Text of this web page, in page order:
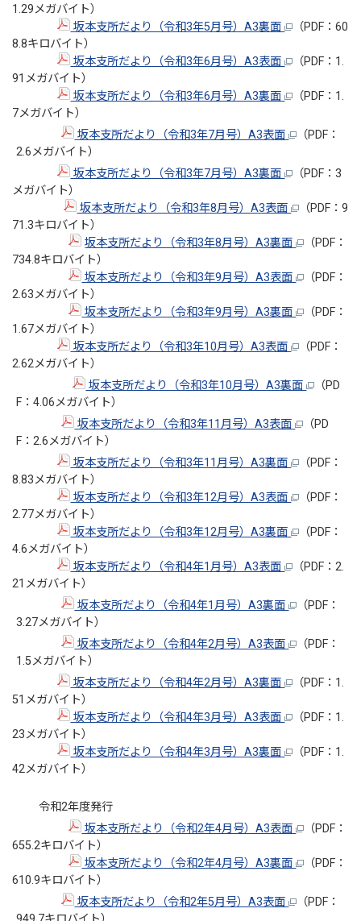
1.29メガバイト）
坂本支所だより（令和3年5月号）A3裏面
（PDF：60
8.8キロバイト）
坂本支所だより（令和3年6月号）A3表面
（PDF：1.
91メガバイト）
坂本支所だより（令和3年6月号）A3裏面
（PDF：1.
7メガバイト）
坂本支所だより（令和3年7月号）A3表面
（PDF：
2.6メガバイト）
坂本支所だより（令和3年7月号）A3裏面
（PDF：3
メガバイト）
坂本支所だより（令和3年8月号）A3表面
（PDF：9
71.3キロバイト）
坂本支所だより（令和3年8月号）A3裏面
（PDF：
734.8キロバイト）
坂本支所だより（令和3年9月号）A3表面
（PDF：
2.63メガバイト）
坂本支所だより（令和3年9月号）A3裏面
（PDF：
1.67メガバイト）
坂本支所だより（令和3年10月号）A3表面
（PDF：
2.62メガバイト）
坂本支所だより（令和3年10月号）A3裏面
（PD
F：4.06メガバイト）
坂本支所だより（令和3年11月号）A3表面
（PD
F：2.6メガバイト）
坂本支所だより（令和3年11月号）A3裏面
（PDF：
8.83メガバイト）
坂本支所だより（令和3年12月号）A3表面
（PDF：
2.77メガバイト）
坂本支所だより（令和3年12月号）A3裏面
（PDF：
4.6メガバイト）
坂本支所だより（令和4年1月号）A3表面
（PDF：2.
21メガバイト）
坂本支所だより（令和4年1月号）A3裏面
（PDF：
3.27メガバイト）
坂本支所だより（令和4年2月号）A3表面
（PDF：
1.5メガバイト）
坂本支所だより（令和4年2月号）A3裏面
（PDF：1.
51メガバイト）
坂本支所だより（令和4年3月号）A3表面
（PDF：1.
23メガバイト）
坂本支所だより（令和4年3月号）A3裏面
（PDF：1.
42メガバイト）
令和2年度発行
坂本支所だより（令和2年4月号）A3表面
（PDF：
655.2キロバイト）
坂本支所だより（令和2年4月号）A3裏面
（PDF：
610.9キロバイト）
坂本支所だより（令和2年5月号）A3表面
（PDF：